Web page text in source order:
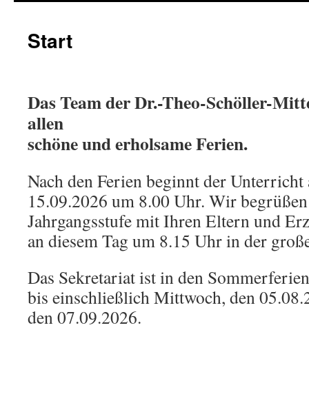
Start
Das Team der Dr.-Theo-Schöller-
allen
schöne und erholsame Ferien.
Nach den Ferien beginnt der Unterricht
15.09.2026 um 8.00 Uhr. Wir
Jahrgangsstufe mit Ihren Eltern und
an diesem Tag um 8.15 Uhr in der
Das Sekretariat ist in den
bis einschließlich Mittwoch, den
den 07.09.2026.